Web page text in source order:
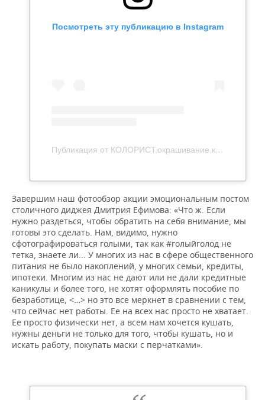
Посмотреть эту публикацию в Instagram
Публикация от КОЛОРИСТ.окрашивание.казань (@vitalinabrown)
Завершим наш фотообзор акции эмоциональным постом
столичного диджея Дмитрия Ефимова: «Что ж. Если
нужно раздеться, чтобы обратить на себя внимание, мы
готовы это сделать. Нам, видимо, нужно
сфотографироваться голыми, так как #голыйголод не
тетка, знаете ли... У многих из нас в сфере общественного
питания не было накоплений, у многих семьи, кредиты,
ипотеки. Многим из нас не дают или не дали кредитные
каникулы и более того, не хотят оформлять пособие по
безработице, <…> но это все меркнет в сравнении с тем,
что сейчас нет работы. Ее на всех нас просто не хватает.
Ее просто физически нет, а всем нам хочется кушать,
нужны деньги не только для того, чтобы кушать, но и
искать работу, покупать маски с перчатками».